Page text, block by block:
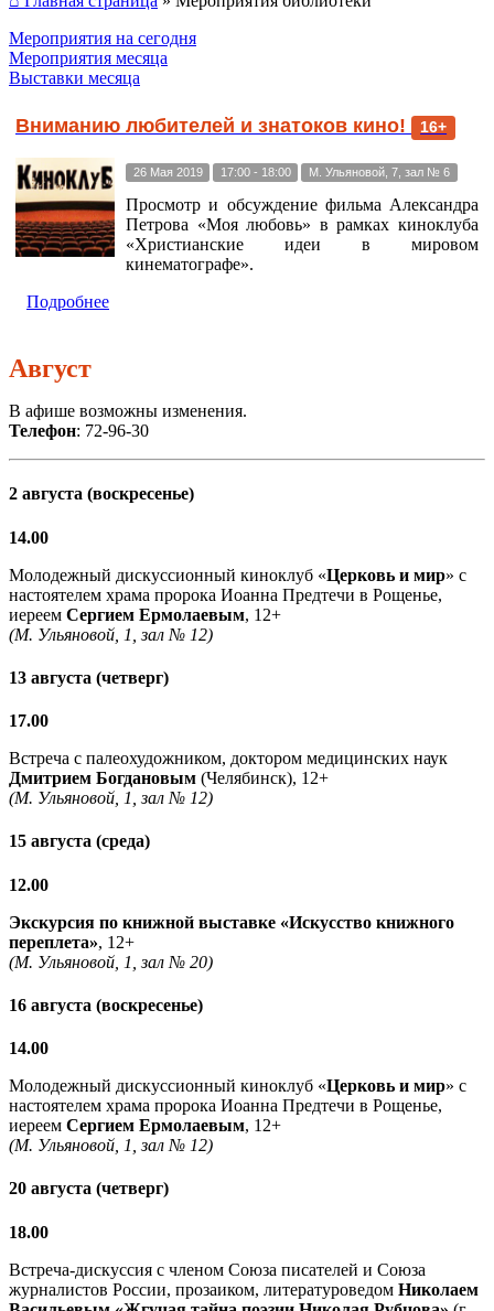
Мероприятия на сегодня
Мероприятия месяца
Выставки месяца
Вниманию любителей и знатоков кино! 16+
26 Мая 2019 17:00 - 18:00 М. Ульяновой, 7, зал № 6
Просмотр и обсуждение фильма Александра
Петрова «Моя любовь» в рамках киноклуба
«Христианские идеи в мировом
кинематографе».
Подробнее
Август
В афише возможны изменения.
Телефон: 72-96-30
2 августа (воскресенье)
14.00
Молодежный дискуссионный киноклуб «Церковь и мир» с
настоятелем храма пророка Иоанна Предтечи в Рощенье,
иереем Сергием Ермолаевым, 12+
(М. Ульяновой, 1, зал № 12)
13 августа (четверг)
17.00
Встреча с палеохудожником, доктором медицинских наук
Дмитрием Богдановым (Челябинск), 12+
(М. Ульяновой, 1, зал № 12)
15 августа (среда)
12.00
Экскурсия по книжной выставке «Искусство книжного
переплета», 12+
(М. Ульяновой, 1, зал № 20)
16 августа (воскресенье)
14.00
Молодежный дискуссионный киноклуб «Церковь и мир» с
настоятелем храма пророка Иоанна Предтечи в Рощенье,
иереем Сергием Ермолаевым, 12+
(М. Ульяновой, 1, зал № 12)
20 августа (четверг)
18.00
Встреча-дискуссия с членом Союза писателей и Союза
журналистов России, прозаиком, литературоведом Николаем